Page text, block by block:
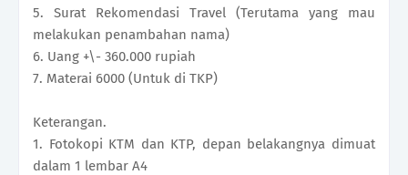
5. Surat Rekomendasi Travel (Terutama yang mau
melakukan penambahan nama)
6. Uang +\- 360.000 rupiah
7. Materai 6000 (Untuk di TKP)
Keterangan.
1. Fotokopi KTM dan KTP, depan belakangnya dimuat
dalam 1 lembar A4